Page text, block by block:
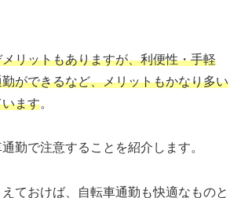
リットもありますが、利便性・手軽
ができるなど、メリットもかなり多い
ます。
勤で注意することを紹介します。
ておけば、自転車通勤も快適なものと